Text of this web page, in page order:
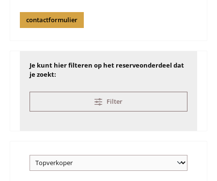
contactformulier
Je kunt hier filteren op het reserveonderdeel dat
je zoekt:
Filter